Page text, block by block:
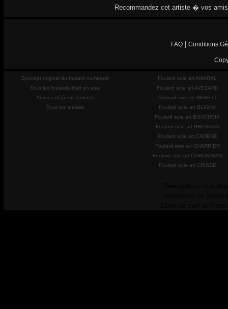
Recommandez cet artiste � vos
FAQ Conditions
Concept original du foulard numéroté
Tous les foulards d'art en soie
Artistes déjà sur foulards
Tous les artistes
Foulard soie art AMARAL
Foulard soie art AVEZARD
Foulard soie art BENETT
Foulard soie art BLIGNY
Foulard soie art BOUCHEIX
Foulard soie art BRESSAN
Foulard soie art CADENE
Foulard soie art CHARRIER
Foulard soie art COROMINAS
Foulard soie art CRISSE